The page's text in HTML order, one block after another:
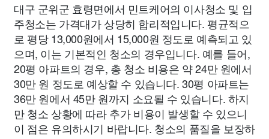
대구 군위군 효령면에서 민트케어의 이사청소 및 입
주청소는 가격대가 상당히 합리적입니다. 평균적으
로 평당 13,000원에서 15,000원 정도로 예측되고 있
으며, 이는 기본적인 청소의 경우입니다. 예를 들어,
20평 아파트의 경우, 총 청소 비용은 약 24만 원에서
30만 원 정도로 예상할 수 있습니다. 30평 아파트는
36만 원에서 45만 원까지 소요될 수 있습니다. 하지
만 청소 상황에 따라 추가 비용이 발생할 수 있으니
이 점은 유의하시기 바랍니다. 청소의 품질을 보장하